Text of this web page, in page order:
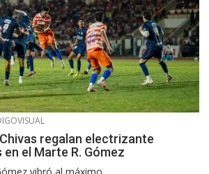
regalan electrizante
el Marte R. Gómez